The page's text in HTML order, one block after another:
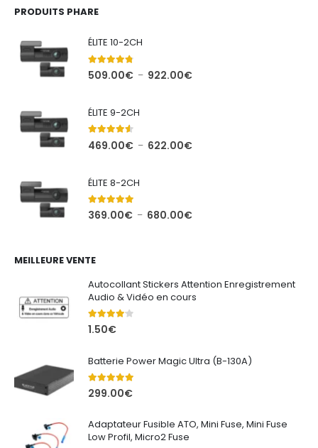
PRODUITS PHARE
ÉLITE 10-2CH
4.71out of 5
509.00€ – 922.00€Plage
922.00€
ÉLITE 9-2CH
4.44out of 5
469.00€ – 622.00€Plage
622.00€
ÉLITE 8-2CH
5.00out of 5
369.00€ – 680.00€Plage
680.00€
MEILLEURE VENTE
Autocollant Stickers Attention Enregistrement
Audio & Vidéo en cours
4.00out of 5
1.50€
Batterie Power Magic Ultra (B-130A)
5.00out of 5
299.00€
Adaptateur Fusible ATO, Mini Fuse, Mini Fuse
Low Profil, Micro2 Fuse